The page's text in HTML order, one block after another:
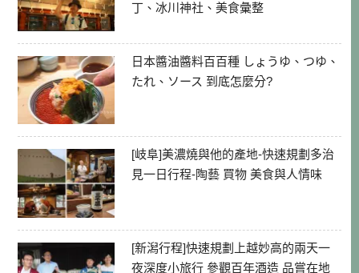
丁、冰川神社、美食彙整
日本醬油醬料百百種 しょうゆ、つゆ、
たれ、ソース 到底怎麼分?
[岐阜]美濃燒與他的產地-快速規劃多治
見一日行程-陶藝 買物 美食與人情味
[新潟行程]快速規劃上越妙高的兩天一
夜深度小旅行 參觀百年酒造 品嘗在地